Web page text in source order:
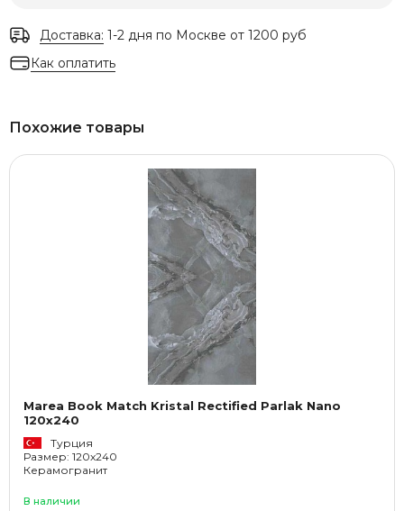
Доставка: 1-2 дня по Москве от 1200 руб
Как оплатить
Похожие товары
Marea Book Match Kristal Rectified Parlak Nano
120x240
Турция
Размер: 120x240
Керамогранит
В наличии